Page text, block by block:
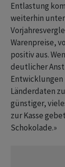
Entlastung
weiterhin unter
Warenpreise,
positiv aus.
deutlicher
Länderdaten
günstiger,
zur Kasse
Schokolade.»